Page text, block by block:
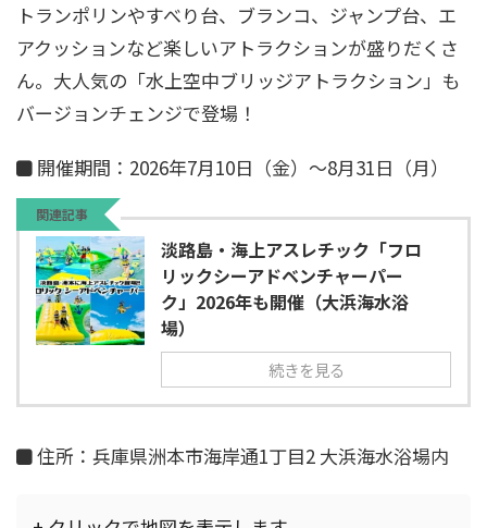
トランポリンやすべり台、ブランコ、ジャンプ台、エ
アクッションなど楽しいアトラクションが盛りだくさ
ん。大人気の「水上空中ブリッジアトラクション」も
バージョンチェンジで登場！
開催期間：2026年7月10日（金）～8月31日（月）
関連記事
淡路島・海上アスレチック「フロ
リックシーアドベンチャーパー
ク」2026年も開催（大浜海水浴
場）
続きを見る
住所：兵庫県洲本市海岸通1丁目2 大浜海水浴場内